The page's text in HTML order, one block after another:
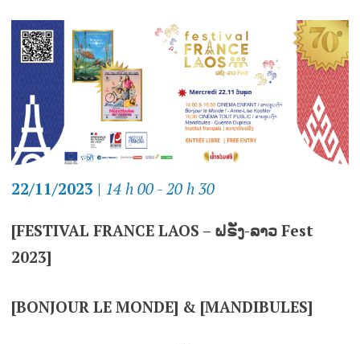
22/11/2023 | 14 h 00 - 20 h 30
[FESTIVAL FRANCE LAOS – ຝຣັ່ງ-ລາວ Fest
2023]
[BONJOUR LE MONDE] & [MANDIBULES]